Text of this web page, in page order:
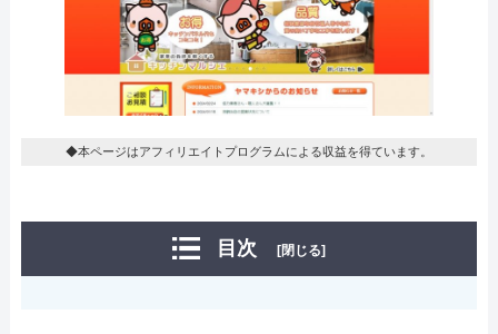
◆本ページはアフィリエイトプログラムによる収益を得ています。
目次 [閉じる]